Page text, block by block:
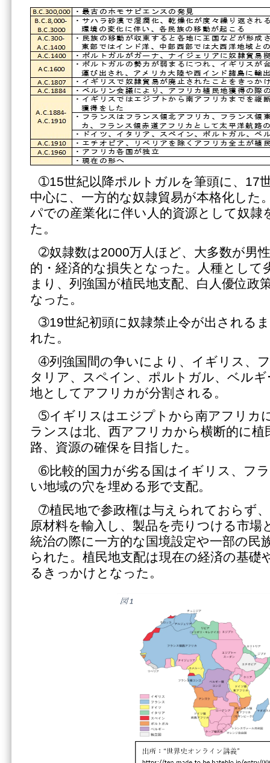
➀15世紀以降ポルトガルを筆頭に、17
中心に、一方的な奴隷貿易が本格化した
パでの産業化に伴い人的資源として奴隷
た。
➁奴隷数は2000万人ほど、大多数が男
的・経済的な損失となった。人種として
まり、列強国が植民地支配、白人優位政
なった。
➂19世紀初頭に奴隷禁止令が出される
れた。
➃列強国間の争いにより、イギリス、
タリア、スペイン、ポルトガル、ベル
地としてアフリカが分割される。
➄イギリスはエジプトから南アフリカ
ランスは北、西アフリカから横断的に植
路、資源の確保を目指した。
➅比較的国力が劣る国はイギリス、フ
い地域の穴を埋める形で支配。
➆植民地で参政権は与えられておらず
原材料を輸入し、製品を売りつける市場
統治の際に一方的な国境設定や一部の民
られた。植民地支配は現在の経済の基礎
るきっかけとなった。